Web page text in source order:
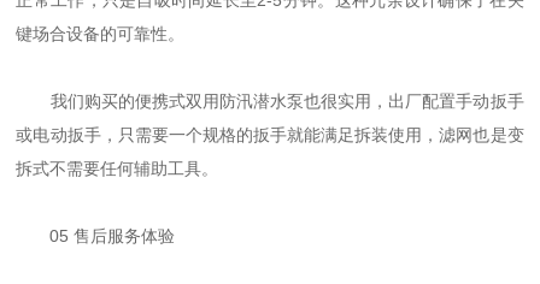
键场合设备的可靠性。
我们购买的便携式双用防汛潜水泵也很实用，出厂配置手动扳手
或电动扳手，只需要一个规格的扳手就能满足拆装使用，滤网也是变
拆式不需要任何辅助工具。
05 售后服务体验